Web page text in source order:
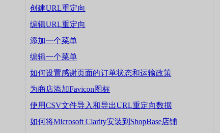
创建URL重定向
编辑URL重定向
添加一个菜单
编辑一个菜单
如何设置感谢页面的订单状态和运输政策
为商店添加Favicon图标
使用CSV文件导入和导出URL重定向数据
如何将Microsoft Clarity安装到ShopBase店铺